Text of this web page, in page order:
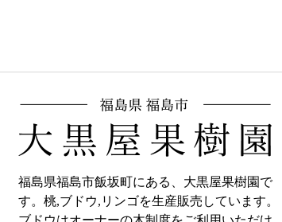
福島県福島市飯坂町にある、大黒屋果樹園で
す。桃,ブドウ,リンゴを生産販売しています。